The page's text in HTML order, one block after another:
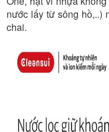
GIỮ
TRÁI
ĐẤT
XANH
TRÁI
ĐẤT
XANH
XANH
nước lấy từ sông hồ,..)
chai.